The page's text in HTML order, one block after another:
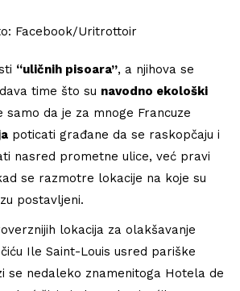
Facebook/Uritrottoir
“uličnih pisoara”, a njihova se
time što su navodno ekološki
samo da je za mnoge Francuze
poticati građane da se raskopčaju i
nasred prometne ulice, već pravi
se razmotre lokacije na koje su
postavljeni.
lokacija za olakšavanje
Ile Saint-Louis usred pariške
se nedaleko znamenitoga Hotela de